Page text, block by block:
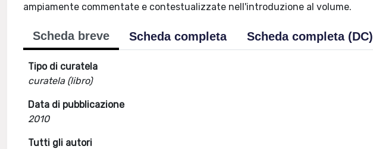
ampiamente commentate e contestualizzate nell'introduzione al volume.
Scheda breve Scheda completa Scheda completa (DC)
Tipo di curatela
curatela (libro)
Data di pubblicazione
2010
Tutti gli autori